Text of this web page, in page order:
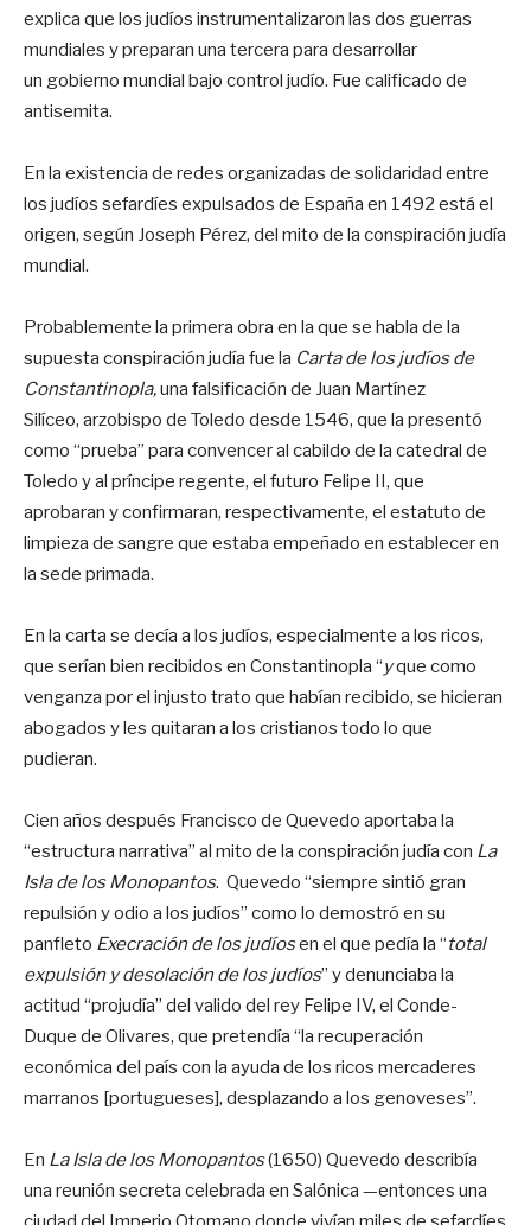
explica que los judíos instrumentalizaron las dos guerras
mundiales y preparan una tercera para desarrollar
un gobierno mundial bajo control judío. Fue calificado de
antisemita.
En la existencia de redes organizadas de solidaridad entre
los judíos sefardíes expulsados de España en 1492 está el
origen, según Joseph Pérez, del mito de la conspiración judía
mundial.
Probablemente la primera obra en la que se habla de la
supuesta conspiración judía fue la Carta de los judíos de
Constantinopla,una falsificación de Juan Martínez
Silíceo, arzobispo de Toledo desde 1546, que la presentó
como “prueba” para convencer al cabildo de la catedral de
Toledo y al príncipe regente, el futuro Felipe II, que
aprobaran y confirmaran, respectivamente, el estatuto de
limpieza de sangre que estaba empeñado en establecer en
la sede primada.
En la carta se decía a los judíos, especialmente a los ricos,
que serían bien recibidos en Constantinopla “yque como
venganza por el injusto trato que habían recibido, se hicieran
abogados y les quitaran a los cristianos todo lo que
pudieran.
Cien años después Francisco de Quevedo aportaba la
“estructura narrativa” al mito de la conspiración judía con La
Isla de los Monopantos. ​ Quevedo “siempre sintió gran
repulsión y odio a los judíos” como lo demostró en su
panfleto Execración de los judíosen el que pedía la “total
expulsión y desolación de los judíos” y denunciaba la
actitud “projudía” del valido del rey Felipe IV, el Conde-
Duque de Olivares, que pretendía “la recuperación
económica del país con la ayuda de los ricos mercaderes
marranos [portugueses], desplazando a los genoveses”.
En La Isla de los Monopantos(1650) Quevedo describía
una reunión secreta celebrada en Salónica —entonces una